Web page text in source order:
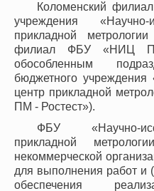
Коломенский
учреждения «Научно-
прикладной
филиал ФБУ «НИЦ
обособленным
бюджетного учреждения
центр прикладной
ПМ - Ростест»).
ФБУ «Научно-
прикладной
некоммерческой
для выполнения работ и
обеспечения